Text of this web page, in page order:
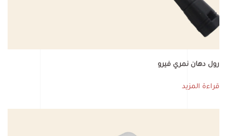
رول دهان نمري فيرو
قراءة المزيد